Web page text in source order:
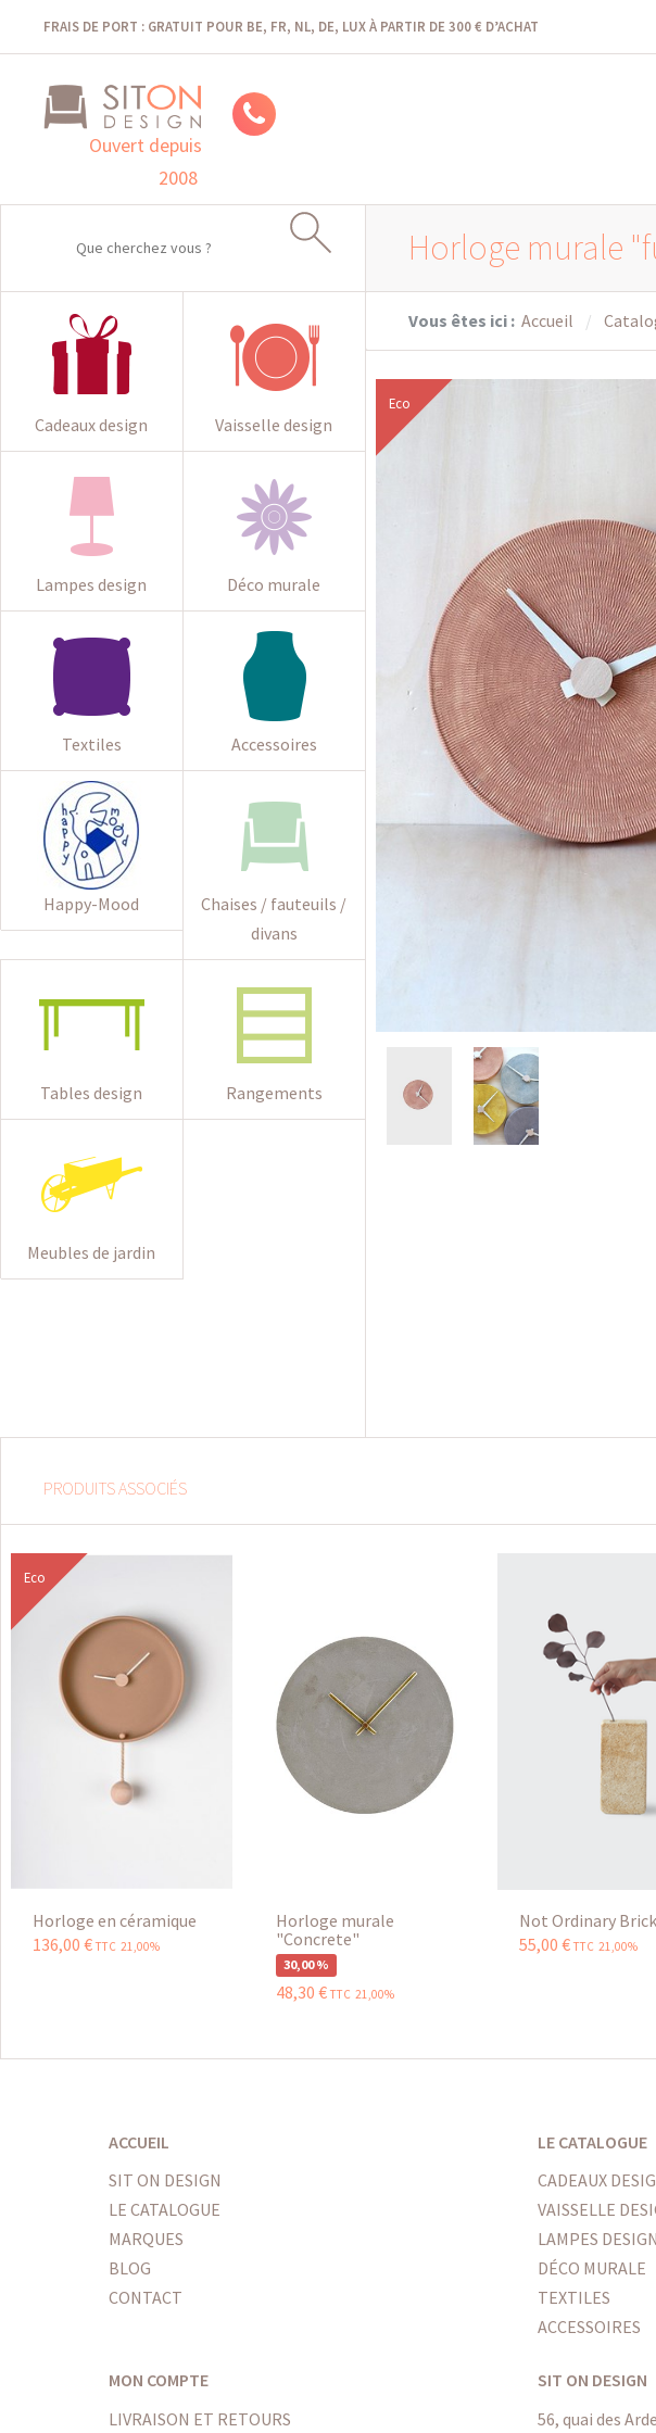
FRAIS DE PORT : GRATUIT POUR BE, FR, NL, DE, LUX À PARTIR DE 300 € D’ACHAT
Ouvert depuis
2008
Cadeaux design Vaisselle design
Lampes design Déco murale
Textiles Accessoires
Happy-Mood
Chaises / fauteuils /
divans
Tables design Rangements
Meubles de jardin
Horloge murale
Vous êtes ici : Accueil
Eco
PRODUITS ASSOCIÉS
Eco
Horloge en céramique
136,00 € TTC 21,00%
Horloge murale
"Concrete"
30,00 %
48,30 € TTC 21,00%
Not Ordinary Brick
55,00 € TTC 21,00%
ACCUEIL
SIT ON DESIGN
LE CATALOGUE
MARQUES
BLOG
CONTACT
LE CATALOGUE
CADEAUX
VAISSELLE
LAMPES DESIGN
DÉCO MURALE
TEXTILES
ACCESSOIRES
MON COMPTE
LIVRAISON ET RETOURS
SIT ON DESIGN
56, quai des